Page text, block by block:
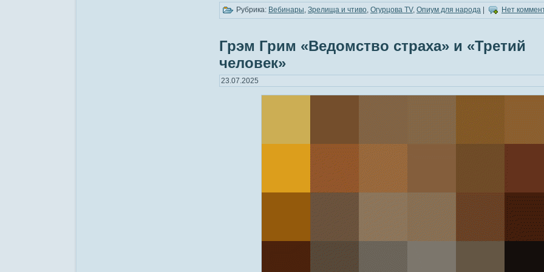
Рубрика: Вебинары, Зрелища и чтиво, Огурцова TV, Опиум для народа | Нет
Грэм Грим «Ведомство страха» и «Третий
человек»
23.07.2025